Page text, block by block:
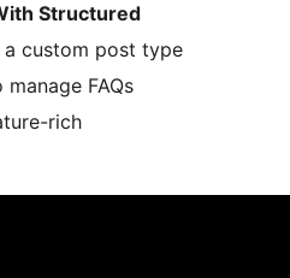
Structured
a custom post type
FAQs
rich